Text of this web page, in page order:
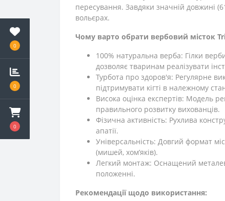
0
0
0
пересування. Завдяки значній довжині
вольєрах.
Чому варто обрати вербовий місток
100% натуральна верба: Гілки
дозволяє тваринам реалізувати
Турбота про здоров'я: Регулярне
підтримувати кігті в належному
Висока оцінка експертів: Модель
правильного розвитку вихованців.
Фізична активність: Рухлива
апатії.
Універсальність: Довгий формат
(мишей, хом’яків).
Легкий монтаж: Оснащений
положенні.
Рекомендації щодо використання: